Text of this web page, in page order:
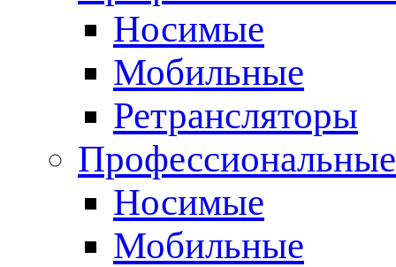
Носимые
Мобильные
Ретрансляторы
Носимые
Мобильные